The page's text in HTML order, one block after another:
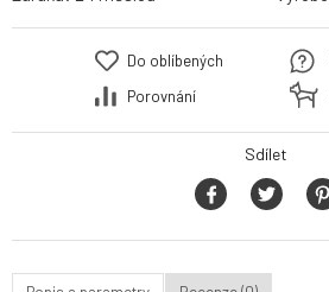
Do oblíbených
Porovnání
Sdílet